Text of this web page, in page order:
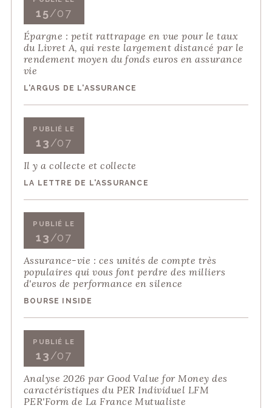
15/07
Épargne : petit rattrapage en vue pour le taux
du Livret A, qui reste largement distancé par le
rendement moyen du fonds euros en assurance
vie
L'ARGUS DE L'ASSURANCE
PUBLIÉ LE
13/07
Il y a collecte et collecte
LA LETTRE DE L'ASSURANCE
PUBLIÉ LE
13/07
Assurance-vie : ces unités de compte très
populaires qui vous font perdre des milliers
d'euros de performance en silence
BOURSE INSIDE
PUBLIÉ LE
13/07
Analyse 2026 par Good Value for Money des
caractéristiques du PER Individuel LFM
PER'Form de La France Mutualiste